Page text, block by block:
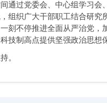
通过党委会、中心组学习会
组织广大干部职工结合研究
刻不停推进全面从严治党，
技制高点提供坚强政治思想
。